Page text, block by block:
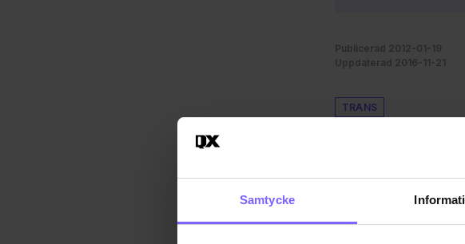
Samtycke
Publicerad 2012-01-19
Uppdaterad 2016-11-21
TRANS